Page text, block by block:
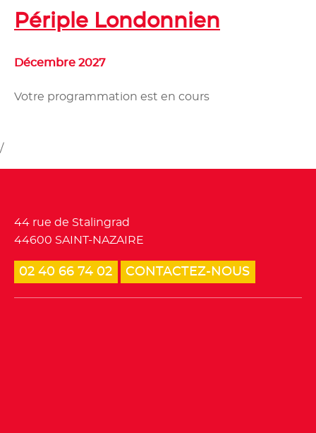
Périple Londonnien
Décembre 2027
Votre programmation est en cours
/
Tourisme et loisirs
44 rue de Stalingrad
44600 SAINT-NAZAIRE
02 40 66 74 02 CONTACTEZ-NOUS